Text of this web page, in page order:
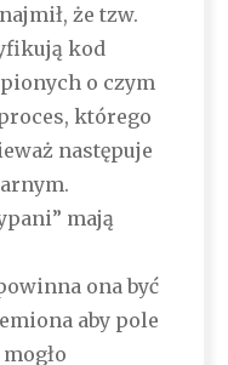
że tzw.
kod
o czym
którego
następuje
mają
ona być
aby pole